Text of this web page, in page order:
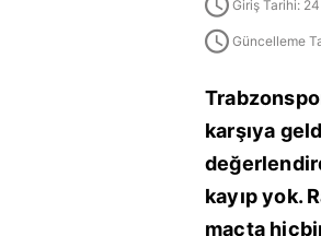
Giriş Tarihi:
Güncelleme
karşıya
kayıp yok.
maçta